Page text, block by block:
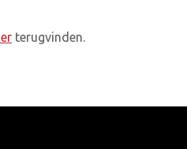
terugvinden.